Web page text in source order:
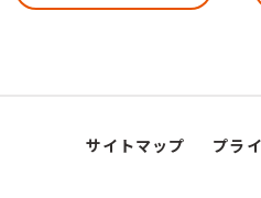
サイトマップ プラ